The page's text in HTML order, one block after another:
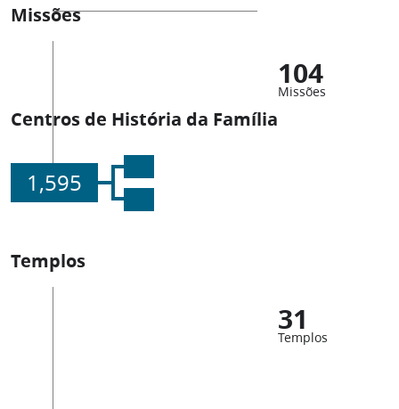
Missões
104
Missões
Centros de História da Família
1,595
Templos
31
Templos